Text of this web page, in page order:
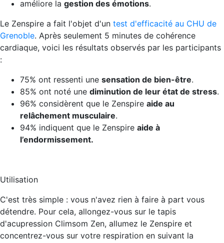
améliore la gestion des émotions.
Le Zenspire a fait l'objet d'un test d'efficacité au CHU de
Grenoble. Après seulement 5 minutes de cohérence
cardiaque, voici les résultats observés par les participants
:
75% ont ressenti une sensation de bien-être.
85% ont noté une diminution de leur état de stress.
96% considèrent que le Zenspire aide au
relâchement musculaire.
94% indiquent que le Zenspire aide à
l’endormissement.
Utilisation
C'est très simple : vous n'avez rien à faire à part vous
détendre. Pour cela, allongez-vous sur le tapis
d'acupression Climsom Zen, allumez le Zenspire et
concentrez-vous sur votre respiration en suivant la